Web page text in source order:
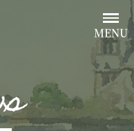
MENU